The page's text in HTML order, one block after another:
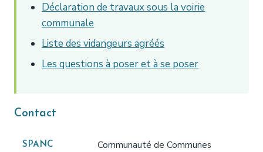
Déclaration de travaux sous la voirie
communale
Liste des vidangeurs agréés
Les questions à poser et à se poser
Contact
SPANC
Communauté de Communes